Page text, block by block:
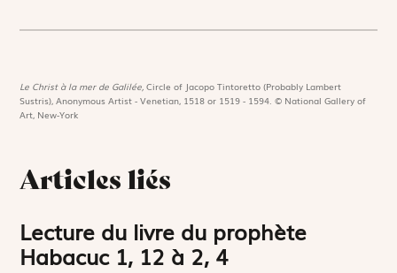
Le Christ à la mer de Galilée,Circle of Jacopo Tintoretto (Probably Lambert
Sustris), Anonymous Artist - Venetian, 1518 or 1519 - 1594. © National Gallery of
Art, New-York
Articles liés
Lecture du livre du prophète
Habacuc 1, 12 à 2, 4